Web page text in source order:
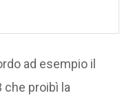
ad esempio il
che proibì la